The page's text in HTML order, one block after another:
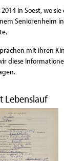
in Soest, wo
Seniorenheim
mit ihren
diese
Lebenslauf